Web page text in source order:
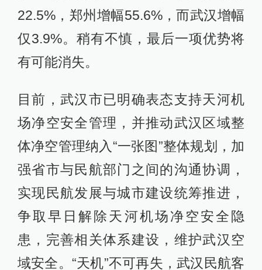
22.5%，郑州增幅55.6%，而武汉增幅
仅3.9%。稍有不慎，最后一项优势将
有可能消失。
目前，武汉市已明确表态支持天河机
场净空安全管理，并推动武汉区域整
体净空管理纳入“一张图”整体规划，加
强省市与民航部门之间的沟通协调，
实现民航发展与城市建设统筹推进，
争取早日解除天河机场净空安全隐
患，完善相关体系建设，维护武汉空
域安全。“天机”不可再失，武汉民航客